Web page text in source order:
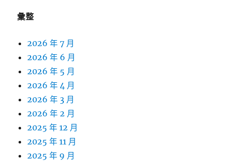
彙整
2026 年 7 月
2026 年 6 月
2026 年 5 月
2026 年 4 月
2026 年 3 月
2026 年 2 月
2025 年 12 月
2025 年 11 月
2025 年 9 月